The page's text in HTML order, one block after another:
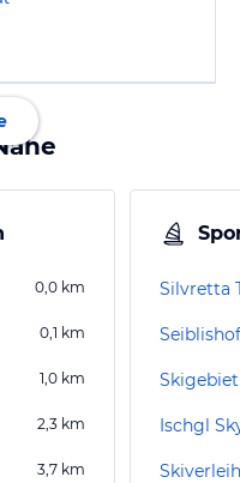
0,0 km
0,1 km
1,0 km
2,3 km
3,7 km
Silvretta
Ischgl